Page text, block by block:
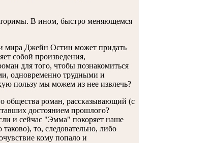
В ином, быстро меняющемся
мира Джейн Остин может придать
собой произведения,
для того, чтобы познакомиться
одновременно трудными и
пользу мы можем из нее извлечь?
общества роман, рассказывающий (с
достоянием прошлого?
и сейчас "Эмма" покоряет наше
то, следовательно, либо
кому попало и